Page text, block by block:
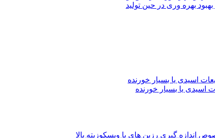
بهره وری در حین تولید
اسیدی یا بسیار خورنده